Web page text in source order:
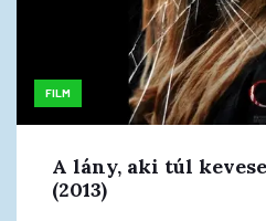
FILM
A lány, aki túl
(2013)